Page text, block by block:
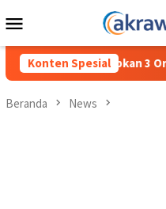
ke
Mobile
Konten Spesial
Tersangka Baru Kasus
Beranda News